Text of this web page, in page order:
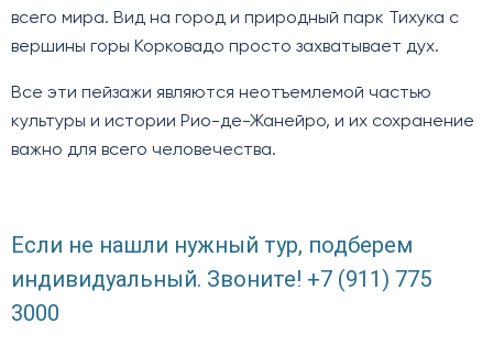
всего мира. Вид на город и природный парк Тихука с
вершины горы Корковадо просто захватывает дух.
Все эти пейзажи являются неотъемлемой частью
культуры и истории Рио-де-Жанейро, и их сохранение
важно для всего человечества.
Если не нашли нужный тур, подберем
индивидуальный. Звоните! +7 (911) 775
3000